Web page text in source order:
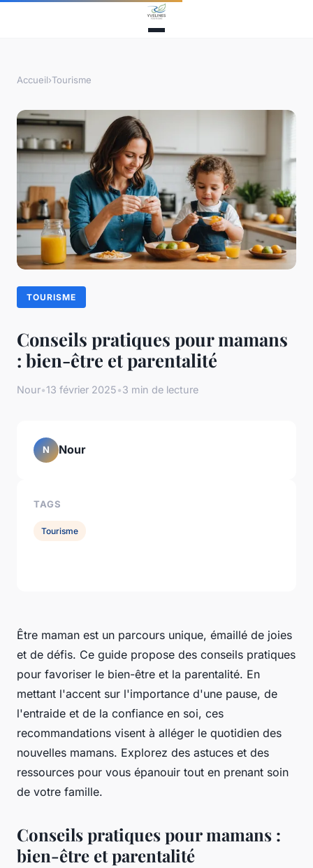
Accueil›Tourisme
TOURISME
Conseils pratiques pour mamans
: bien-être et parentalité
Nour•13 février 2025•3 min de lecture
Être maman est un parcours unique, émaillé de joies
et de défis. Ce guide propose des conseils pratiques
pour favoriser le bien-être et la parentalité. En
mettant l'accent sur l'importance d'une pause, de
l'entraide et de la confiance en soi, ces
recommandations visent à alléger le quotidien des
nouvelles mamans. Explorez des astuces et des
ressources pour vous épanouir tout en prenant soin
de votre famille.
Conseils pratiques pour mamans :
bien-être et parentalité
N Nour
TAGS
Tourisme